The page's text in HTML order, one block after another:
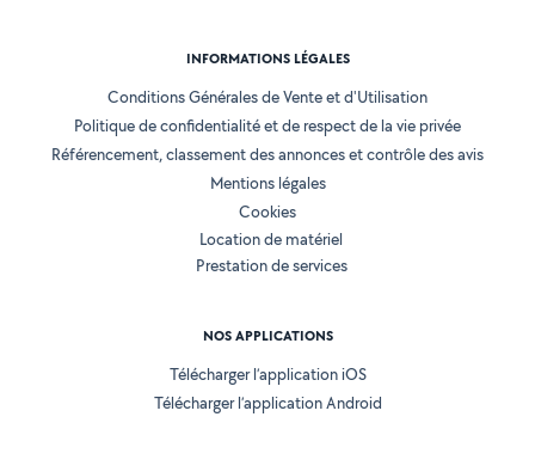
INFORMATIONS LÉGALES
Conditions Générales de Vente et d'Utilisation
Politique de confidentialité et de respect de la vie privée
Référencement, classement des annonces et contrôle des avis
Mentions légales
Cookies
Location de matériel
Prestation de services
NOS APPLICATIONS
Télécharger l’application iOS
Télécharger l’application Android